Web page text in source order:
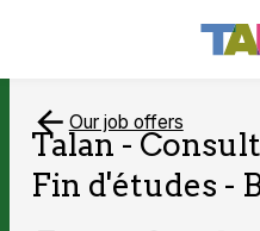
Our job offers
Talan -
Fin d'études -